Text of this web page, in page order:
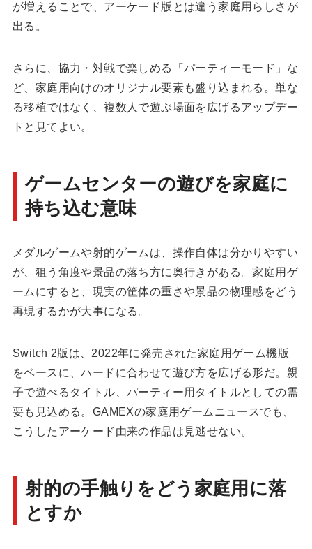
が増えることで、アーケード版とは違う家庭用らしさが
出る。
さらに、協力・対戦で楽しめる「パーティーモード」な
ど、家庭用向けのオリジナル要素も盛り込まれる。単な
る移植ではなく、複数人で遊ぶ場面を広げるアップデー
トと見てよい。
ゲームセンターの遊びを家庭に
持ち込む意味
メダルゲームや射的ゲームは、操作自体は分かりやすい
が、狙う角度や景品の落ち方に奥行きがある。家庭用ゲ
ームにすると、現実の筐体の重さや景品の物理感をどう
再現するかが大事になる。
Switch 2版は、2022年に発売された家庭用ゲーム機版
をベースに、ハードに合わせて遊び方を広げる形だ。親
子で遊べるタイトル、パーティー用タイトルとしての需
要も見込める。GAMEXの家庭用ゲームニュースでも、
こうしたアーケード由来の作品は見逃せない。
射的の手触りをどう家庭用に落
とすか